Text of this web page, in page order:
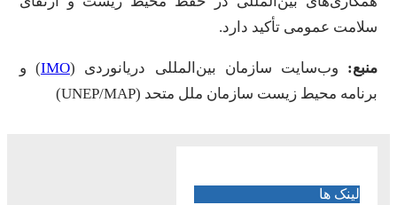
سلامت عمومی تأکید دارد.
منبع: وب‌سایت سازمان بین‌المللی دریانوردی (IMO) و
برنامه محیط زیست سازمان ملل متحد (UNEP/MAP)
لینک ها